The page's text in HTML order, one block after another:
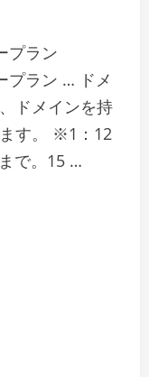
プラン
プラン … ドメ
ドメインを持
す。 ※1：12
で。15 …